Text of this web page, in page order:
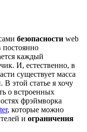
безопасности web
постоянно
каждый
И, естественно, в
существует масса
В этой статье я хочу
о встроенных
фрэймворка
, которые можно
и ограничения